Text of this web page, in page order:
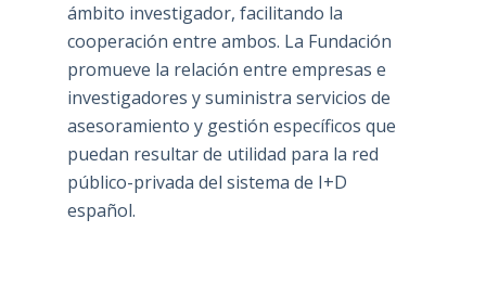
ámbito investigador, facilitando la
cooperación entre ambos. La Fundación
promueve la relación entre empresas e
investigadores y suministra servicios de
asesoramiento y gestión específicos que
puedan resultar de utilidad para la red
público-privada del sistema de I+D
español.